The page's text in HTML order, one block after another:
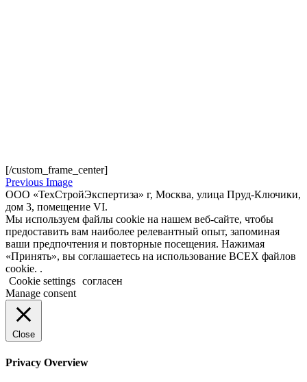
[/custom_frame_center]
Previous Image
ООО «ТехСтройЭкспертиза» г, Москва, улица Пруд-Ключики,
дом 3, помещение VI.
Мы используем файлы cookie на нашем веб-сайте, чтобы
предоставить вам наиболее релевантный опыт, запоминая
ваши предпочтения и повторные посещения. Нажимая
«Принять», вы соглашаетесь на использование ВСЕХ файлов
cookie. .
Cookie settings согласен
Manage consent
Close
Privacy Overview